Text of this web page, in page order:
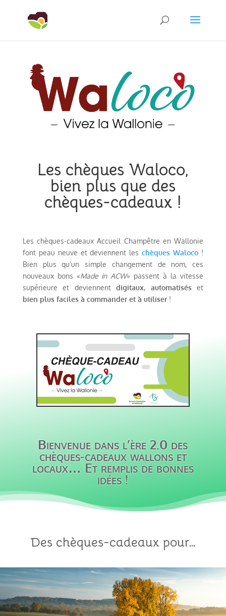
Les chèques Waloco,
bien plus que des
chèques-cadeaux !
Les chèques-cadeaux Accueil Champêtre en Wallonie
font peau neuve et deviennent leschèques Waloco !
Bien plus qu’un simple changement de nom, ces
nouveaux bons «Made in ACW» passent à la vitesse
supérieure et deviennentdigitaux, automatiséset
bien plus faciles à commander et à utiliser!
Bienvenue dans l’ère 2.0 des
chèques-cadeaux wallons et
locaux… Et remplis de bonnes
idées !
Des chèques-cadeaux pour…